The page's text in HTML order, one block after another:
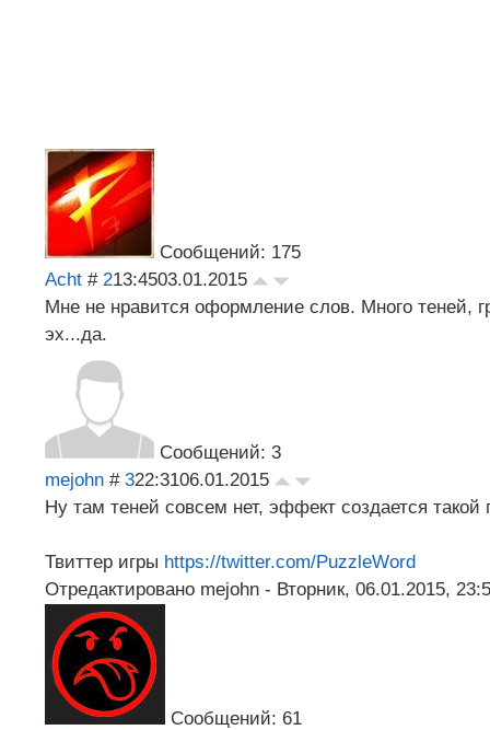
Сообщений: 175
Acht # 213:4503.01.2015
Мне не нравится оформление слов. Много теней,
эх...да.
Сообщений: 3
mejohn # 322:3106.01.2015
Ну там теней совсем нет, эффект создается такой
Твиттер игры https://twitter.com/PuzzleWord
Отредактировано mejohn - Вторник, 06.01.2015,
Сообщений: 61